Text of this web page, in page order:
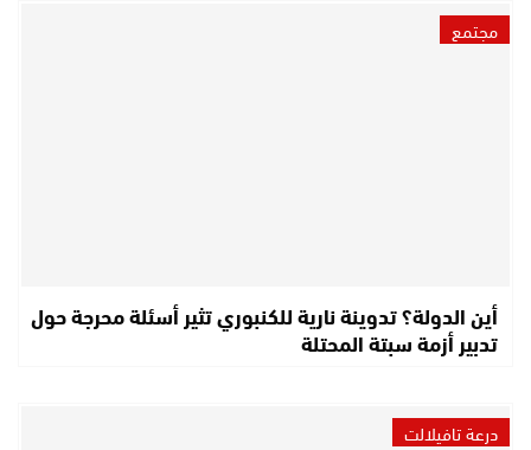
مجتمع
أين الدولة؟ تدوينة نارية للكنبوري تثير أسئلة محرجة حول
تدبير أزمة سبتة المحتلة
درعة تافيلالت